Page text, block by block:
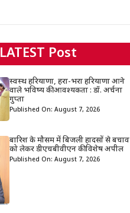
LATEST Post
स्वस्थ हरियाणा, हरा-भरा हरियाणा आने
वाले भविष्य की आवश्यकता : डॉ. अर्चना
गुप्ता
Published On: August 7, 2026
बारिश के मौसम में बिजली हादसों से बचाव
को लेकर डीएचबीवीएन की विशेष अपील
Published On: August 7, 2026